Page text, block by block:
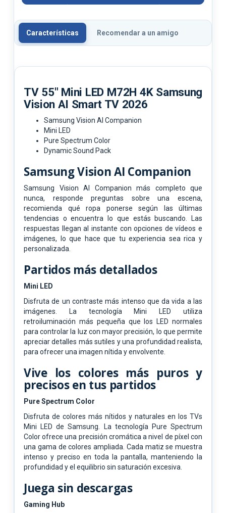
Características Recomendar a un amigo
TV 55" Mini LED M72H 4K Samsung
Vision AI Smart TV 2026
Samsung Vision AI Companion
Mini LED
Pure Spectrum Color
Dynamic Sound Pack
Samsung Vision AI Companion
Samsung Vision AI Companion más completo que
nunca, responde preguntas sobre una escena,
recomienda qué ropa ponerse según las últimas
tendencias o encuentra lo que estás buscando. Las
respuestas llegan al instante con opciones de vídeos e
imágenes, lo que hace que tu experiencia sea rica y
personalizada.
Partidos más detallados
Mini LED
Disfruta de un contraste más intenso que da vida a las
imágenes. La tecnología Mini LED utiliza
retroiluminación más pequeña que los LED normales
para controlar la luz con mayor precisión, lo que permite
apreciar detalles más sutiles y una profundidad realista,
para ofrecer una imagen nítida y envolvente.
Vive los colores más puros y
precisos en tus partidos
Pure Spectrum Color
Disfruta de colores más nítidos y naturales en los TVs
Mini LED de Samsung. La tecnología Pure Spectrum
Color ofrece una precisión cromática a nivel de píxel con
una gama de colores ampliada. Cada matiz se muestra
intenso y preciso en toda la pantalla, manteniendo la
profundidad y el equilibrio sin saturación excesiva.
Juega sin descargas
Gaming Hub